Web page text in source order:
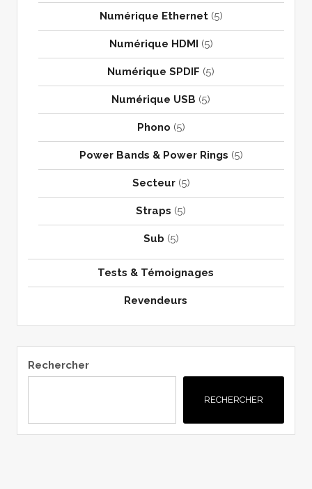
Numérique Ethernet(5)
Numérique HDMI (5)
Numérique SPDIF (5)
Numérique USB (5)
Phono (5)
Power Bands & Power Rings (5)
Secteur(5)
Straps (5)
Sub (5)
Tests & Témoignages
Revendeurs
Rechercher
RECHERCHER